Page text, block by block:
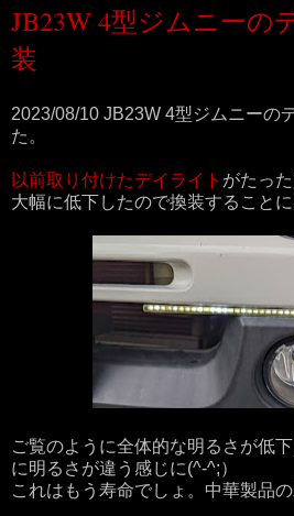
JB23W 4型ジムニーの
装
2023/08/10 JB23W 4型ジムニーの
た。
以前取り付けたデイライト がたっ
大幅に低下したので換装することに
ご覧のように全体的な明るさが低
に明るさが違う感じに(^-^;）
これはもう寿命でしょ。中華製品の